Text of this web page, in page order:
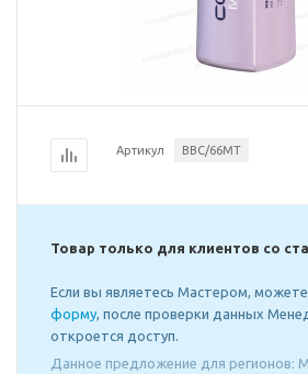
Артикул BBC/66MT
Товар только для клиентов со
Если вы являетесь Мастером, можете
форму, после проверки данных
откроется доступ.
Данное предложение для регионов: